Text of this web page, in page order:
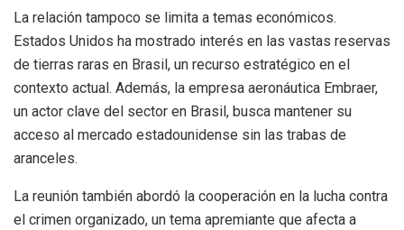
La relación tampoco se limita a temas económicos.
Estados Unidos ha mostrado interés en las vastas reservas
de tierras raras en Brasil, un recurso estratégico en el
contexto actual. Además, la empresa aeronáutica Embraer,
un actor clave del sector en Brasil, busca mantener su
acceso al mercado estadounidense sin las trabas de
aranceles.
La reunión también abordó la cooperación en la lucha contra
el crimen organizado, un tema apremiante que afecta a